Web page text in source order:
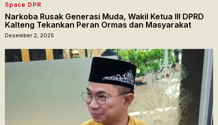
Space DPR
Narkoba Rusak Generasi Muda, Wakil Ketua III DPRD
Kalteng Tekankan Peran Ormas dan Masyarakat
Desember 2, 2025